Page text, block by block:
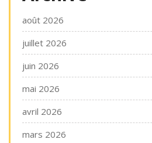
août 2026
juillet 2026
juin 2026
mai 2026
avril 2026
mars 2026